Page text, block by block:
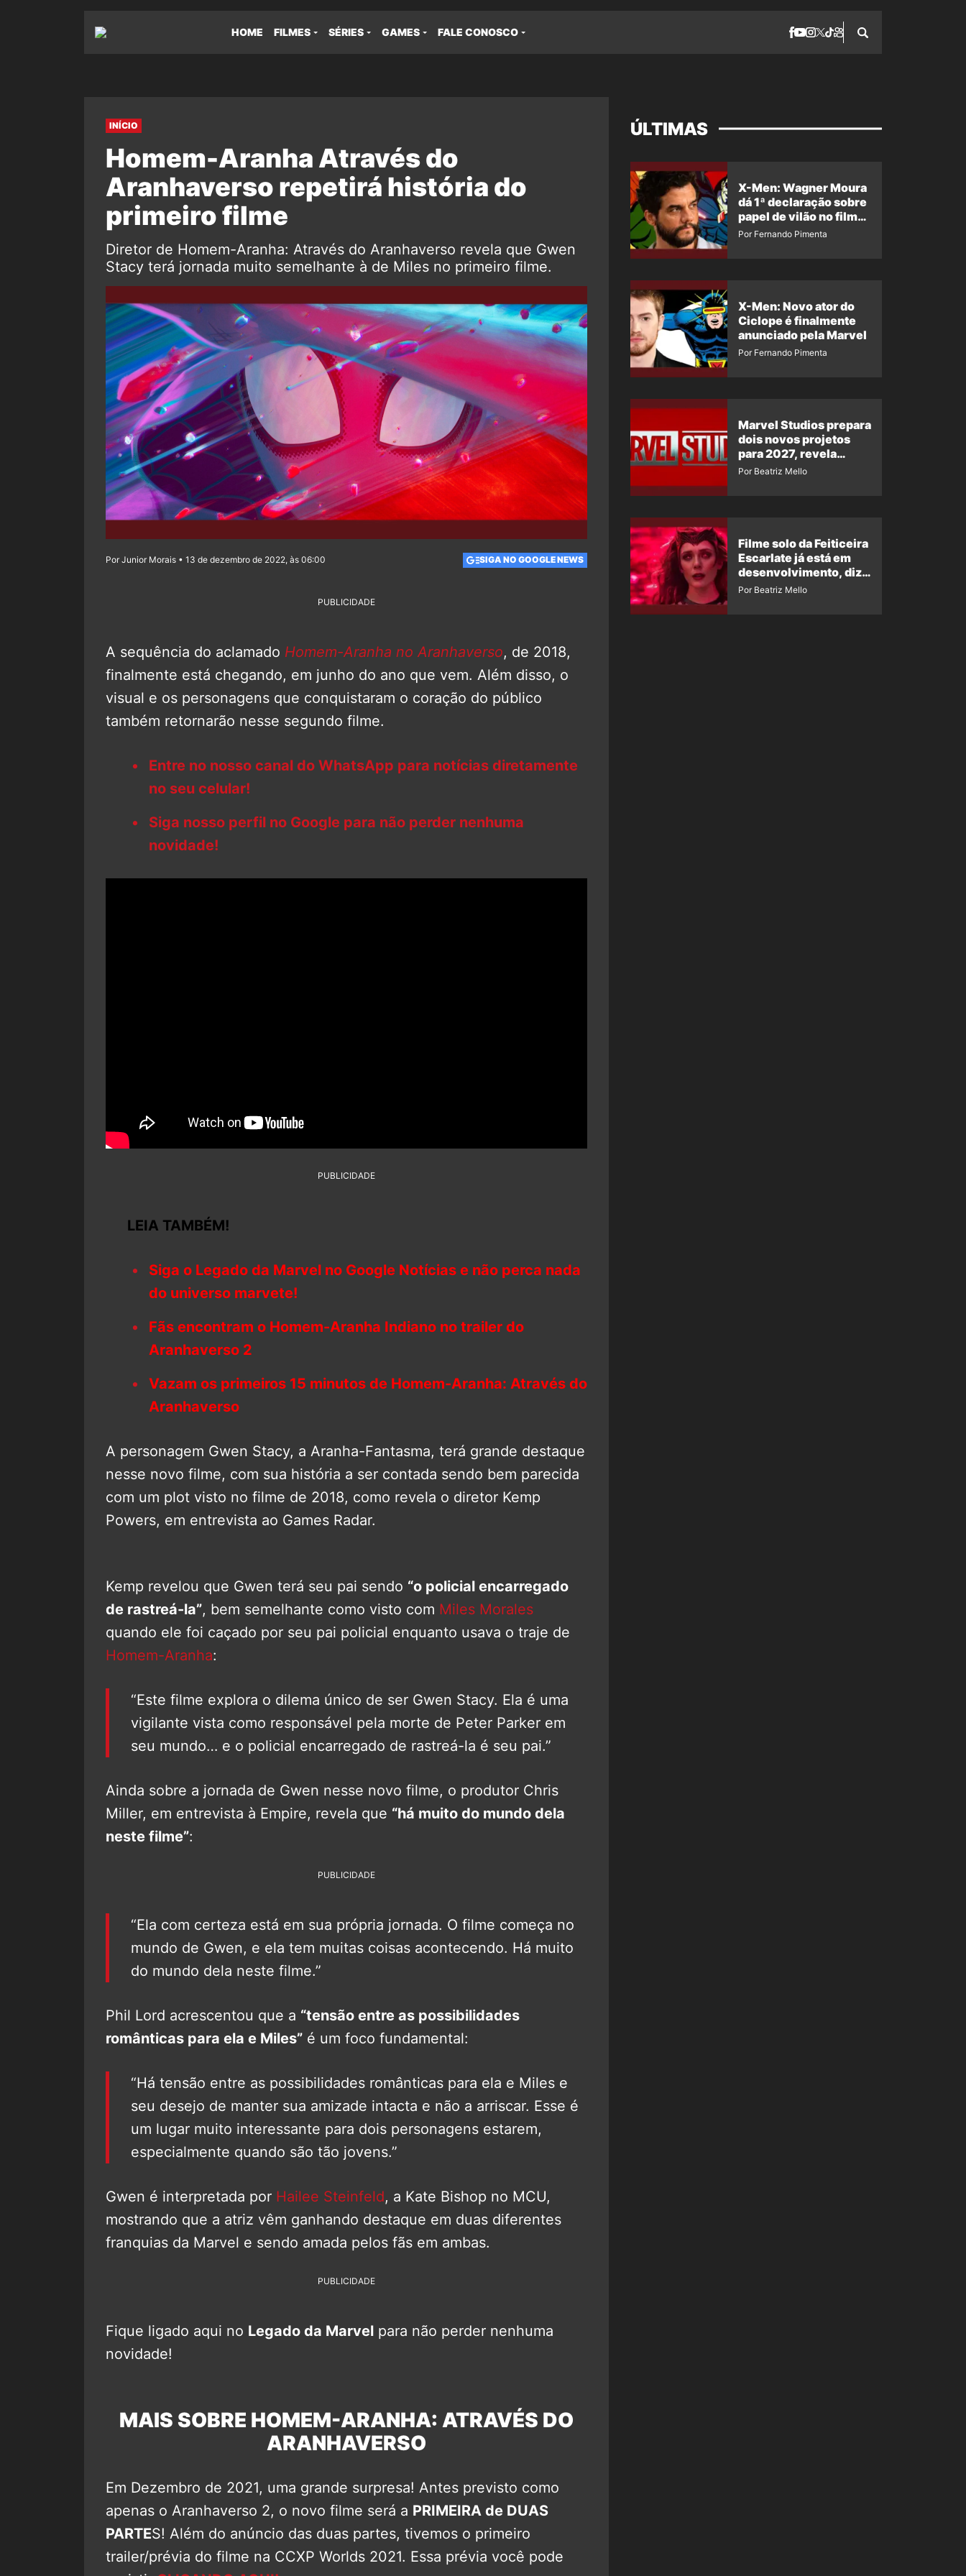
HOME FILMES SÉRIES GAMES FALE CONOSCO
INÍCIO
Homem-Aranha Através do
Aranhaverso repetirá história do
primeiro filme
Diretor de Homem-Aranha: Através do Aranhaverso revela que Gwen
Stacy terá jornada muito semelhante à de Miles no primeiro filme.
Por Junior Morais • 13 de dezembro de 2022, às 06:00 SIGA NO GOOGLE NEWS
PUBLICIDADE
A sequência do aclamado Homem-Aranha no Aranhaverso, de 2018,
finalmente está chegando, em junho do ano que vem. Além disso, o
visual e os personagens que conquistaram o coração do público
também retornarão nesse segundo filme.
Entre no nosso canal do WhatsApp para notícias diretamente
no seu celular!
Siga nosso perfil no Google para não perder nenhuma
novidade!
PUBLICIDADE
LEIA TAMBÉM!
Siga o Legado da Marvel no Google Notícias e não perca nada
do universo marvete!
Fãs encontram o Homem-Aranha Indiano no trailer do
Aranhaverso 2
Vazam os primeiros 15 minutos de Homem-Aranha: Através do
Aranhaverso
A personagem Gwen Stacy, a Aranha-Fantasma, terá grande destaque
nesse novo filme, com sua história a ser contada sendo bem parecida
com um plot visto no filme de 2018, como revela o diretor Kemp
Powers, em entrevista ao Games Radar.
Kemp revelou que Gwen terá seu pai sendo “o policial encarregado
de rastreá-la”, bem semelhante como visto com Miles Morales
quando ele foi caçado por seu pai policial enquanto usava o traje de
Homem-Aranha:
“Este filme explora o dilema único de ser Gwen Stacy. Ela é uma
vigilante vista como responsável pela morte de Peter Parker em
seu mundo… e o policial encarregado de rastreá-la é seu pai.”
Ainda sobre a jornada de Gwen nesse novo filme, o produtor Chris
Miller, em entrevista à Empire, revela que “há muito do mundo dela
neste filme”:
PUBLICIDADE
“Ela com certeza está em sua própria jornada. O filme começa no
mundo de Gwen, e ela tem muitas coisas acontecendo. Há muito
do mundo dela neste filme.”
Phil Lord acrescentou que a “tensão entre as possibilidades
românticas para ela e Miles” é um foco fundamental:
“Há tensão entre as possibilidades românticas para ela e Miles e
seu desejo de manter sua amizade intacta e não a arriscar. Esse é
um lugar muito interessante para dois personagens estarem,
especialmente quando são tão jovens.”
Gwen é interpretada por Hailee Steinfeld, a Kate Bishop no MCU,
mostrando que a atriz vêm ganhando destaque em duas diferentes
franquias da Marvel e sendo amada pelos fãs em ambas.
PUBLICIDADE
Fique ligado aqui no Legado da Marvel para não perder nenhuma
novidade!
MAIS SOBRE HOMEM-ARANHA: ATRAVÉS DO
ARANHAVERSO
Em Dezembro de 2021, uma grande surpresa! Antes previsto como
apenas o Aranhaverso 2, o novo filme será a PRIMEIRA de DUAS
PARTES! Além do anúncio das duas partes, tivemos o primeiro
trailer/prévia do filme na CCXP Worlds 2021. Essa prévia você pode
ÚLTIMAS
X-Men: Wagner Moura
dá 1ª declaração sobre
papel de vilão no filme
da Marvel
Por Fernando Pimenta
X-Men: Novo ator do
Ciclope é finalmente
anunciado pela Marvel
Por Fernando Pimenta
Marvel Studios prepara
dois novos projetos
para 2027, revela
insider
Por Beatriz Mello
Filme solo da Feiticeira
Escarlate já está em
desenvolvimento, diz
insider
Por Beatriz Mello